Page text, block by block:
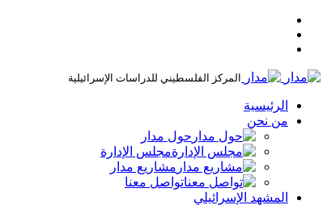
المركز الفلسطيني للدراسات الإسرائيلية
الرئيسية
من نحن
حول مدار
مجلس الإدارة
مشاريع مدار
تواصل معنا
المشهد الإسرائيلي